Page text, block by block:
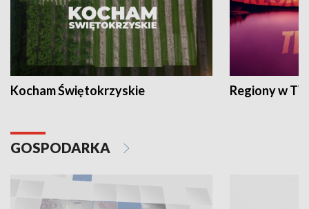
Kocham Świętokrzyskie Regiony w
GOSPODARKA